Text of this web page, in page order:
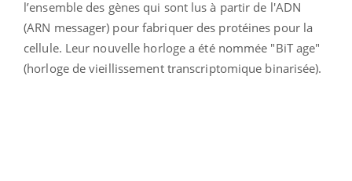
l’ensemble des gènes qui sont lus à partir de l'ADN
(ARN messager) pour fabriquer des protéines pour la
cellule. Leur nouvelle horloge a été nommée "BiT age"
(horloge de vieillissement transcriptomique binarisée).